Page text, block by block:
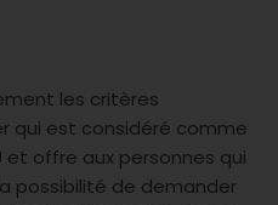
les critères
qui est considéré comme
et offre aux personnes qui
possibilité de demander